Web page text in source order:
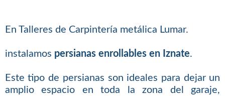
En Talleres de Carpintería metálica Lumar.
instalamos persianas enrollables en Iznate.
Este tipo de persianas son ideales para dejar un
amplio espacio en toda la zona del garaje,